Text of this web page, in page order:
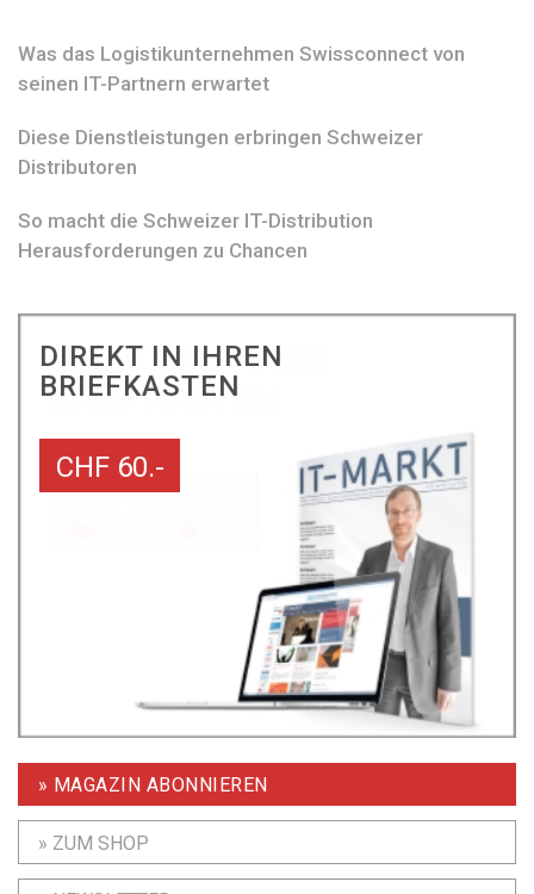
Was das Logistikunternehmen Swissconnect von
seinen IT-Partnern erwartet
Diese Dienstleistungen erbringen Schweizer
Distributoren
So macht die Schweizer IT-Distribution
Herausforderungen zu Chancen
DIREKT IN IHREN
BRIEFKASTEN
CHF 60.-
» MAGAZIN ABONNIEREN
» ZUM SHOP